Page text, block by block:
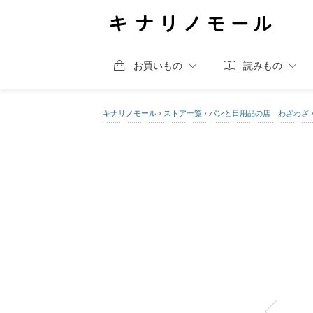
お買いもの 読みもの
キナリノモール › ストア一覧 › パンと日用品の店 わざわざ